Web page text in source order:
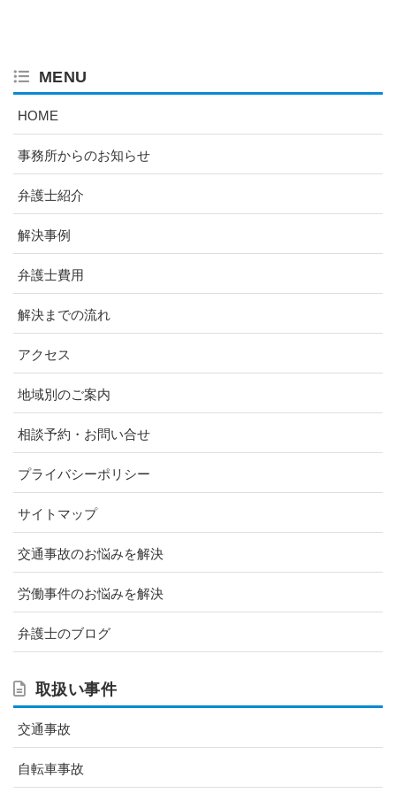
MENU
HOME
事務所からのお知らせ
弁護士紹介
解決事例
弁護士費用
解決までの流れ
アクセス
地域別のご案内
相談予約・お問い合せ
プライバシーポリシー
サイトマップ
交通事故のお悩みを解決
労働事件のお悩みを解決
弁護士のブログ
取扱い事件
交通事故
自転車事故